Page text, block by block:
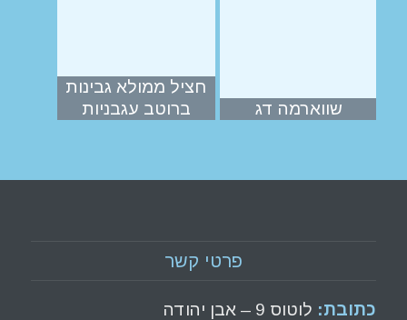
שווארמה דג
חציל ממולא גבינות
ברוטב עגבניות
פרטי קשר
כתובת: לוטוס 9 – אבן יהודה